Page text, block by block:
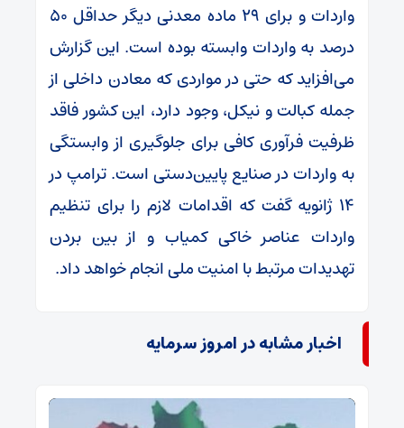
واردات و برای ۲۹ ماده معدنی دیگر حداقل ۵۰
درصد به واردات وابسته بوده است. این گزارش
می‌افزاید که حتی در مواردی که معادن داخلی از
جمله کبالت و نیکل، وجود دارد، این کشور فاقد
ظرفیت فرآوری کافی برای جلوگیری از وابستگی
به واردات در صنایع پایین‌دستی است. ترامپ در
۱۴ ژانویه گفت که اقدامات لازم را برای تنظیم
واردات عناصر خاکی کمیاب و از بین بردن
تهدیدات مرتبط با امنیت ملی انجام خواهد داد.
اخبار مشابه در امروز سرمایه